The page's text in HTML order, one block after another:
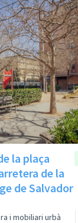
la plaça
de la
de Salvador
i mobiliari urbà